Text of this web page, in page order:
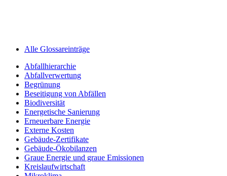
Alle Glossareinträge
Abfallhierarchie
Abfallverwertung
Begrünung
Beseitigung von Abfällen
Biodiversität
Energetische Sanierung
Erneuerbare Energie
Externe Kosten
Gebäude-Zertifikate
Gebäude-Ökobilanzen
Graue Energie und graue Emissionen
Kreislaufwirtschaft